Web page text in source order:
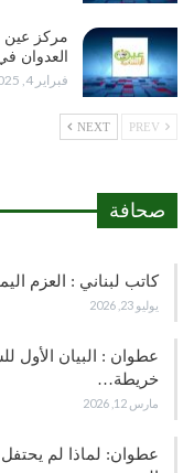
مركز عين
العدوان
فبراير 4, 2025
NEXT
صحافة
كاتب لبناني : العزم
يوليو 23, 2026
عطوان : البيان الأول
خريطة…
مارس 12, 2026
عطوان: لماذا لم يحتفل